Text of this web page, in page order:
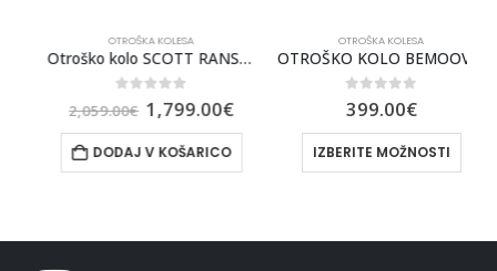
OTROŠKA KOLESA
Otroško kolo SCOTT RANSOM 400 2025
out of 5
2,059.00€ 1,799.00€
DODAJ V KOŠARICO
OTROŠKA KOLESA
OTROŠKO KOLO BEMOOV M16
out of 5
399.00€
IZBERITE MOŽNOSTI